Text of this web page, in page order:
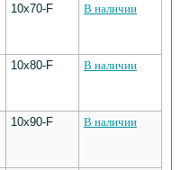
10х70-F В наличии
10х80-F В наличии
10х90-F В наличии